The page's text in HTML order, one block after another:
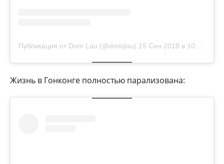
Публикация от Dom Lau (@domjlau) 15 Сен 2018 в 10:21 PDT
Жизнь в Гонконге полностью парализована: